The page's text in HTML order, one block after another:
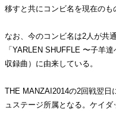
移すと共にコンビ名を現在のも
なお、今のコンビ名は2人が共
「YARLEN SHUFFLE 〜子羊
収録曲）に由来している。
THE MANZAI2014の2回戦翌日
ュステージ所属となる。ケイ